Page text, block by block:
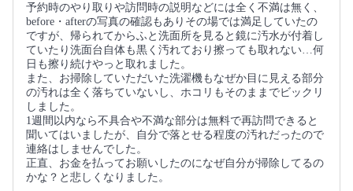
予約時のやり取りや訪問時の説明などには全く不満は無く、
before・afterの写真の確認もありその場では満足していたの
ですが、帰られてからふと洗面所を見ると鏡に汚水が付着し
ていたり洗面台自体も黒く汚れており擦っても取れない…何
日も擦り続けやっと取れました。
また、お掃除していただいた洗濯機もなぜか目に見える部分
の汚れは全く落ちていないし、ホコリもそのままでビックリ
しました。
1週間以内なら不具合や不満な部分は無料で再訪問できると
聞いてはいましたが、自分で落とせる程度の汚れだったので
連絡はしませんでした。
正直、お金を払ってお願いしたのになぜ自分が掃除してるの
かな？と悲しくなりました。